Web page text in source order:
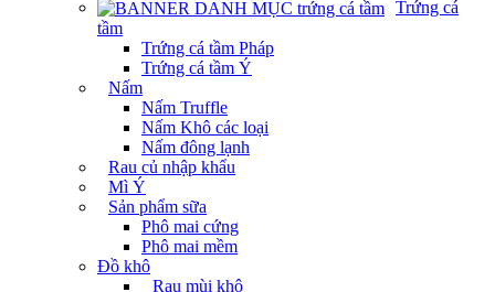
Trứng cá
tầm
Trứng cá tầm Pháp
Trứng cá tầm Ý
Nấm
Nấm Truffle
Nấm Khô các loại
Nấm đông lạnh
Rau củ nhập khẩu
Mì Ý
Sản phẩm sữa
Phô mai cứng
Phô mai mềm
Đồ khô
Rau mùi khô